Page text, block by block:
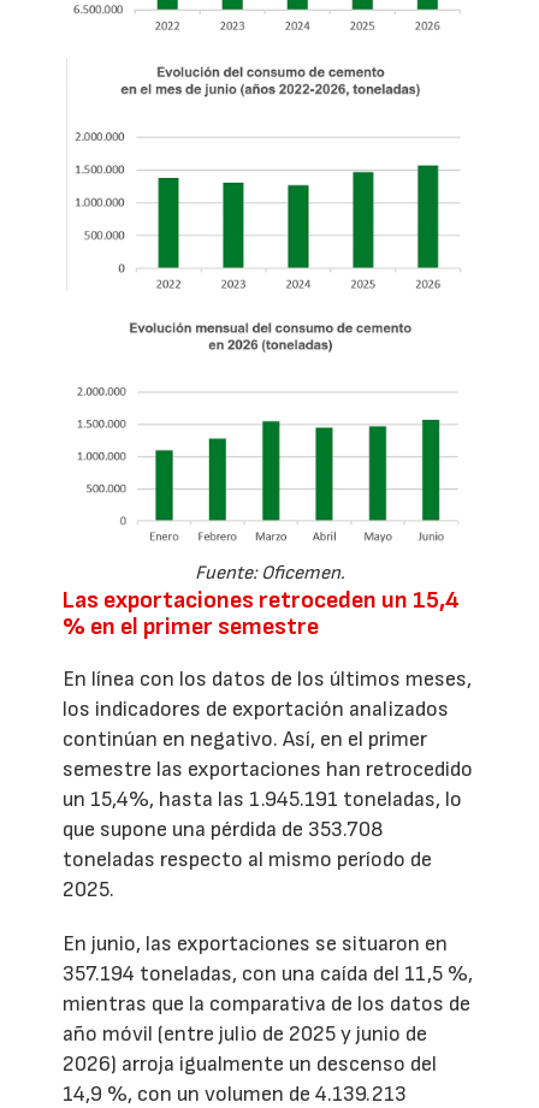
Fuente: Oficemen.
Las exportaciones retroceden un 15,4
% en el primer semestre
En línea con los datos de los últimos meses,
los indicadores de exportación analizados
continúan en negativo. Así, en el primer
semestre las exportaciones han retrocedido
un 15,4%, hasta las 1.945.191 toneladas, lo
que supone una pérdida de 353.708
toneladas respecto al mismo período de
2025.
En junio, las exportaciones se situaron en
357.194 toneladas, con una caída del 11,5 %,
mientras que la comparativa de los datos de
año móvil (entre julio de 2025 y junio de
2026) arroja igualmente un descenso del
14,9 %, con un volumen de 4.139.213